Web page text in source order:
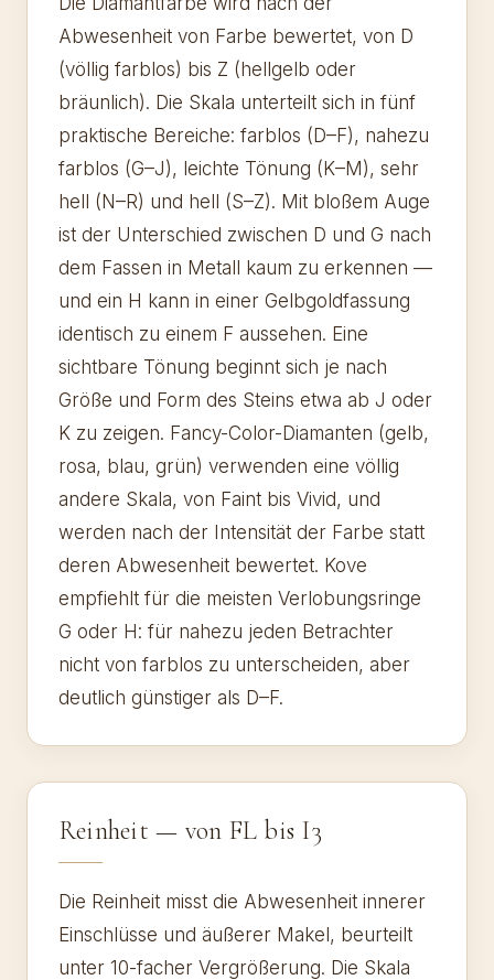
Abwesenheit von Farbe bewertet, von D
(völlig farblos) bis Z (hellgelb oder
bräunlich). Die Skala unterteilt sich in fünf
praktische Bereiche: farblos (D–F), nahezu
farblos (G–J), leichte Tönung (K–M), sehr
hell (N–R) und hell (S–Z). Mit bloßem Auge
ist der Unterschied zwischen D und G nach
dem Fassen in Metall kaum zu erkennen —
und ein H kann in einer Gelbgoldfassung
identisch zu einem F aussehen. Eine
sichtbare Tönung beginnt sich je nach
Größe und Form des Steins etwa ab J oder
K zu zeigen. Fancy-Color-Diamanten (gelb,
rosa, blau, grün) verwenden eine völlig
andere Skala, von Faint bis Vivid, und
werden nach der Intensität der Farbe statt
deren Abwesenheit bewertet. Kove
empfiehlt für die meisten Verlobungsringe
G oder H: für nahezu jeden Betrachter
nicht von farblos zu unterscheiden, aber
deutlich günstiger als D–F.
Reinheit — von FL bis I3
Die Reinheit misst die Abwesenheit innerer
Einschlüsse und äußerer Makel, beurteilt
unter 10-facher Vergrößerung. Die Skala